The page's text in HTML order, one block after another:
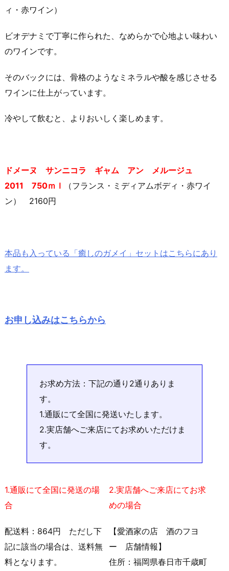
ィ・赤ワイン）
ビオデナミで丁寧に作られた、なめらかで心地よい味わい
のワインです。
そのバックには、骨格のようなミネラルや酸を感じさせる
ワインに仕上がっています。
冷やして飲むと、よりおいしく楽しめます。
ドメーヌ サンニコラ ギャム アン メルージュ
2011 750ｍｌ
（フランス・ミディアムボディ・赤ワイ
ン） 2160円
本品も入っている「癒しのガメイ」セットはこちらにあり
ます。
お申し込みはこちらから
お求め方法：下記の通り2通りありま
す。
1.通販にて全国に発送いたします。
2.実店舗へご来店にてお求めいただけま
す。
1.通販にて全国に発送の場
合
配送料：864円 ただし下
記に該当の場合は、送料無
料となります。
2.実店舗へご来店にてお求
めの場合
【愛酒家の店 酒のフヨ
ー 店舗情報】
住所：福岡県春日市千歳町